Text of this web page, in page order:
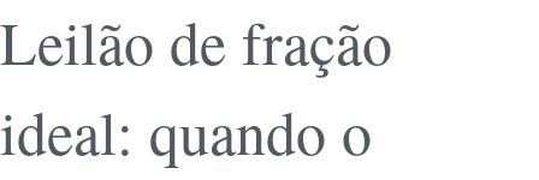
Leilão de fração
ideal: quando o